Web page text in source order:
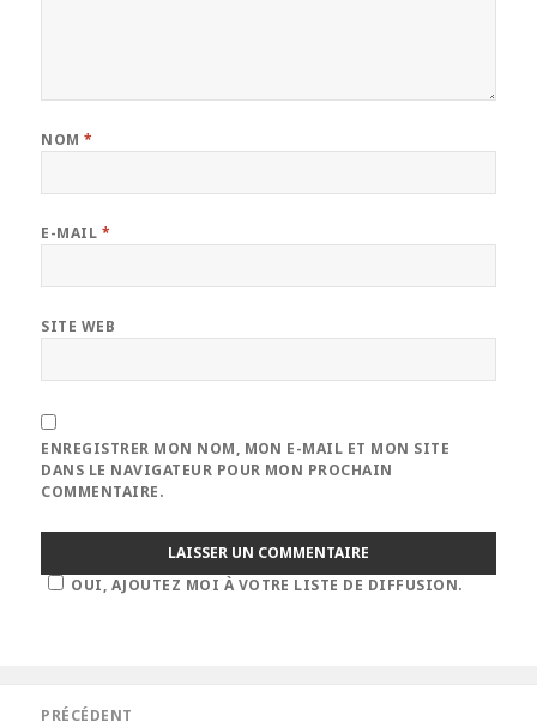
NOM*
E-MAIL *
SITE WEB
ENREGISTRER MON NOM, MON E-MAIL ET MON SITE
DANS LE NAVIGATEUR POUR MON PROCHAIN
COMMENTAIRE.
OUI, AJOUTEZ MOI À VOTRE LISTE DE DIFFUSION.
PRÉCÉDENT